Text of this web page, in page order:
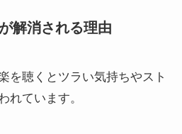
解消される理由
を聴くとツラい気持ちやスト
れています。